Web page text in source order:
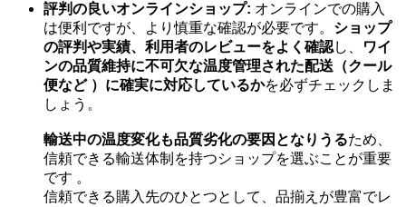
評判の良いオンラインショップ: オンラインでの購入
は便利ですが、より慎重な確認が必要です。 ショップ
の評判や実績、利用者のレビューをよく確認し、
ワイ
ンの品質維持に不可欠な温度管理された配送（クール
便など ）に確実に対応しているかを必ずチェックしま
しょう。
輸送中の温度変化も品質劣化の要因となりうるため、
信頼できる輸送体制を持つショップを選ぶことが重要
です 。
信頼できる購入先のひとつとして、品揃えが豊富でレ